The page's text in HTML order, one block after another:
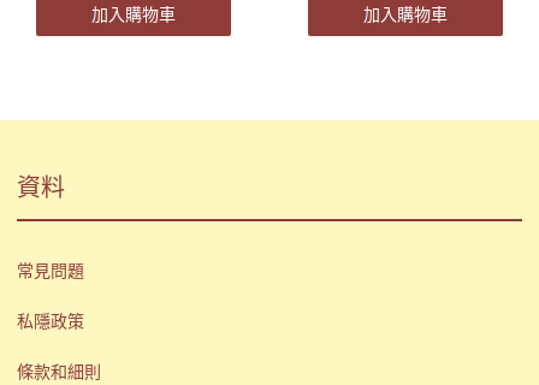
加入購物車 加入購物車
資料
常見問題
私隱政策
條款和細則